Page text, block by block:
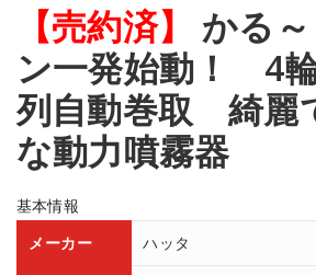
【売約済】
かる
ン一発始動！ 4
列自動巻取 綺麗
な動力噴霧器
基本情報
メーカー
ハッタ